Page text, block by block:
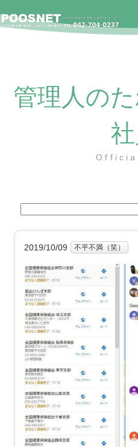
管理人の
2019/10/09 不平不満（笑）